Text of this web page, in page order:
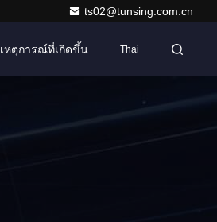
ts02@tunsing.com.cn
เหตุการณ์ที่เกิดขึ้น Thai